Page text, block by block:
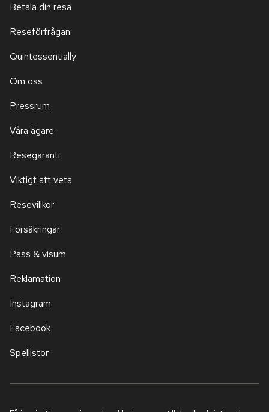
Betala din resa
Reseförfrågan
Quintessentially
Om oss
Pressrum
Våra ägare
Resegaranti
Viktigt att veta
Resevillkor
Försäkringar
Pass & visum
Reklamation
Instagram
Facebook
Spellistor